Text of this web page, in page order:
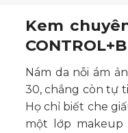
Kem
Nám da nỗi ám
30, chẳng còn tự
Họ chỉ biết che
một lớp makeup